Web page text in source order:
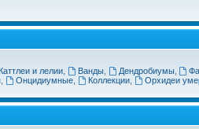
Каттлеи и лелии, Ванды, Дендробиумы,
Онцидиумные, Коллекции, Орхидеи